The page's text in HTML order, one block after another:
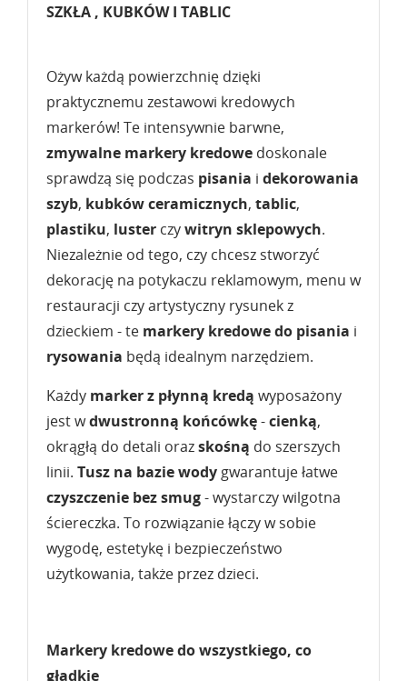
SZKŁA , KUBKÓW I TABLIC
Ożyw każdą powierzchnię dzięki
praktycznemu zestawowi kredowych
markerów! Te intensywnie barwne,
zmywalne markery kredowe doskonale
sprawdzą się podczas pisania i dekorowania
szyb, kubków ceramicznych, tablic,
plastiku, luster czywitryn sklepowych.
Niezależnie od tego, czy chcesz stworzyć
dekorację na potykaczu reklamowym, menu w
restauracji czy artystyczny rysunek z
dzieckiem - te markery kredowe do pisania i
rysowania będą idealnym narzędziem.
Każdy marker z płynną kredą wyposażony
jest wdwustronną końcówkę-cienką,
okrągłą do detali orazskośną do szerszych
linii. Tusz na bazie wody gwarantuje łatwe
czyszczenie bez smug- wystarczy wilgotna
ściereczka. To rozwiązanie łączy w sobie
wygodę, estetykę i bezpieczeństwo
użytkowania, także przez dzieci.
Markery kredowe do wszystkiego, co
gładkie